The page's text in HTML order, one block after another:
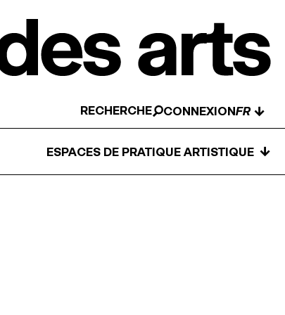
RECHERCHE CONNEXION ↓
ESPACES DE PRATIQUE ARTISTIQUE ↓